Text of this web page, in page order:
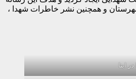
و همچنین نشر خاطرات شهدا ،
در ایتا